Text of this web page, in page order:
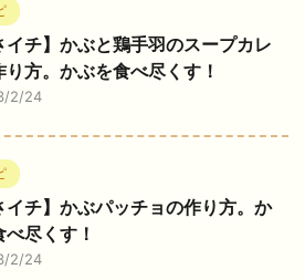
イチ】かぶと鶏手羽のスープカレ
り方。かぶを食べ尽くす！
2/24
イチ】かぶパッチョの作り方。か
尽くす！
2/24